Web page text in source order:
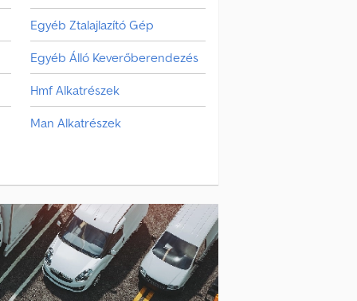
Egyéb Ztalajlazító Gép
Egyéb Álló Keverőberendezés
Hmf Alkatrészek
Man Alkatrészek
Tartélyos Felépítmény